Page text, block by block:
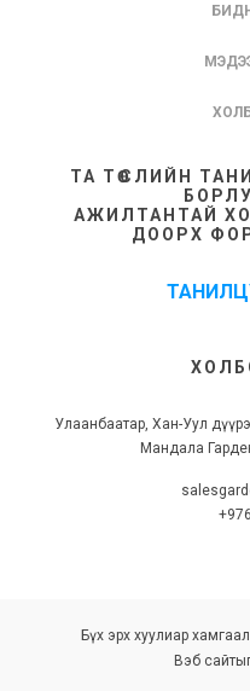
ТА ТӨСЛИЙН
АЖИЛТАНТАЙ
ДООРХ
Улаанбаатар, Хан-Уул
Мандала
Бүх эрх хуулиар
Вэб сайт